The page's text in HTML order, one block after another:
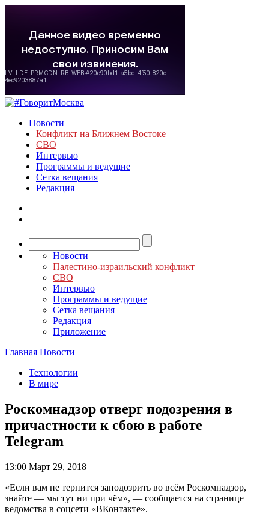
Новости
Конфликт на Ближнем Востоке
СВО
Интервью
Программы и ведущие
Сетка вещания
Редакция
Новости
Палестино-израильский конфликт
СВО
Интервью
Программы и ведущие
Сетка вещания
Редакция
Приложение
Главная Новости
Технологии
В мире
Роскомнадзор отверг подозрения в
причастности к сбою в работе
Telegram
13:00 Март 29, 2018
«Если вам не терпится заподозрить во всём Роскомнадзор,
знайте — мы тут ни при чём», — сообщается на странице
ведомства в соцсети «ВКонтакте».